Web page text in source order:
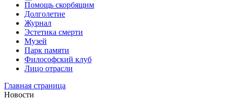
Помощь скорбящим
Долголетие
Журнал
Эстетика смерти
Музей
Парк памяти
Философский клуб
Лицо отрасли
Главная страница
Новости